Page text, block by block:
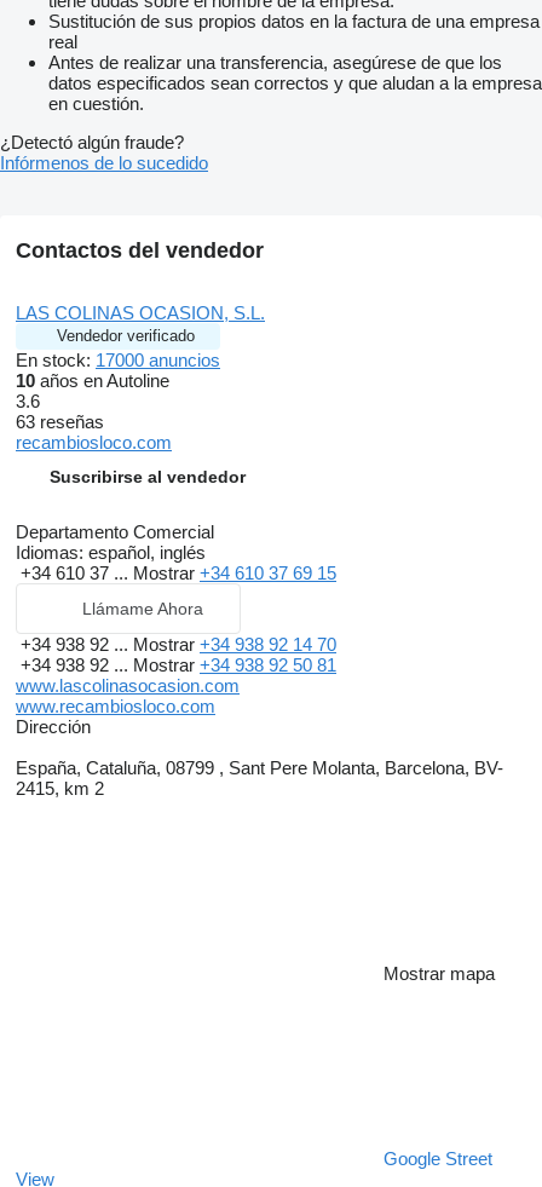
Sustitución de sus propios datos en la factura de una empresa
real
Antes de realizar una transferencia, asegúrese de que los
datos especificados sean correctos y que aludan a la empresa
en cuestión.
¿Detectó algún fraude?
Infórmenos de lo sucedido
Contactos del vendedor
LAS COLINAS OCASION, S.L.
Vendedor verificado
En stock: 17000 anuncios
10 años en Autoline
3.6
63 reseñas
recambiosloco.com
Suscribirse al vendedor
Departamento Comercial
Idiomas: español, inglés
+34 610 37 ... Mostrar +34 610 37 69 15
Llámame Ahora
+34 938 92 ... Mostrar +34 938 92 14 70
+34 938 92 ... Mostrar +34 938 92 50 81
www.lascolinasocasion.com
www.recambiosloco.com
Dirección
España, Cataluña, 08799 , Sant Pere Molanta, Barcelona, BV-
2415, km 2
Mostrar mapa
Google Street
View